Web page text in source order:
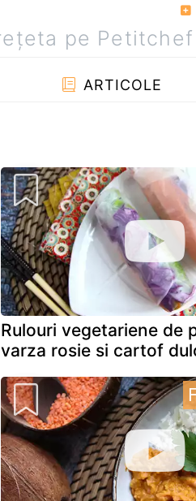
ARTICOLE
Rulouri vegetariene de
varza rosie si cartof